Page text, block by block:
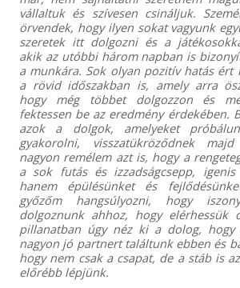
vállaltuk és szívesen csináljuk.
örvendek, hogy ilyen sokat vagyunk
szeretek itt dolgozni és a
akik az utóbbi három napban is
a munkára. Sok olyan pozitív hatás ért
a rövid időszakban is, amely arra
hogy még többet dolgozzon és
fektessen be az eredmény érdekében.
azok a dolgok, amelyeket
gyakorolni, visszatükröződnek
nagyon remélem azt is, hogy a
a sok futás és izzadságcsepp,
hanem épülésünket és
győzőm hangsúlyozni, hogy
dolgoznunk ahhoz, hogy elérhessük
pillanatban úgy néz ki a dolog, hogy
nagyon jó partnert találtunk ebben és
hogy nem csak a csapat, de a stáb is
előrébb lépjünk.